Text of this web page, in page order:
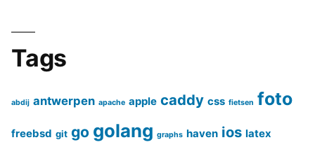
Tags
abdij antwerpen apache apple caddy css fietsen foto
freebsd git go golang graphs haven ios latex